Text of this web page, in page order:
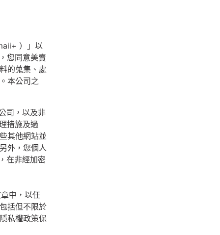
）」以
您同意美賣
的蒐集、處
本公司之
司，以及非
措施及過
其他網站並
外，您個人
在非經加密
中，以任
括但不限於
私權政策保